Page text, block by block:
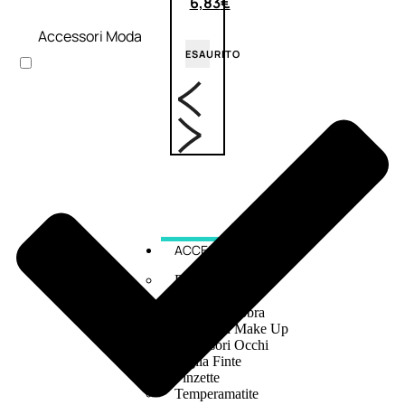
ESAURITO
ACCESSORI
Pennelli Viso
Pennelli Labbra
Accessori Make Up
Accessori Occhi
Ciglia Finte
Pinzette
Temperamatite
Accessori Moda